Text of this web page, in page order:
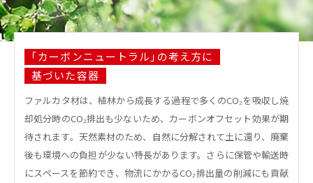
｢カーボンニュートラル｣の考え方に
基づいた容器
ファルカタ材は、植林から成長する過程で多くのCO₂を吸収し焼
却処分時のCO₂排出も少ないため、カーボンオフセット効果が期
待されます。天然素材のため、自然に分解されて土に還り、廃棄
後も環境への負担が少ない特長があります。さらに保管や輸送時
にスペースを節約でき、物流にかかるCO₂排出量の削減にも貢献